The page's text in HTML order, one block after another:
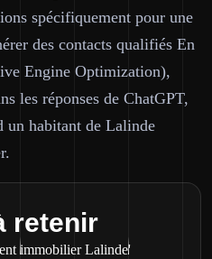
spécifiquement pour une
des contacts qualifiés En
Engine Optimization),
les réponses de ChatGPT,
un habitant de Lalinde
retenir
immobilier Lalinde'